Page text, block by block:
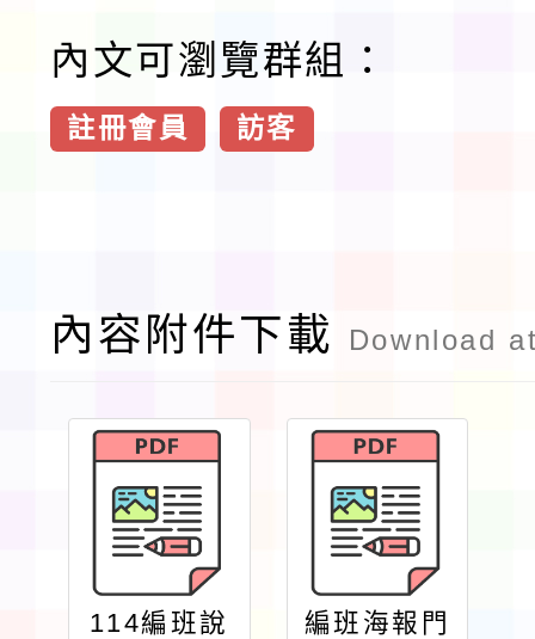
內文可瀏覽群組：
註冊會員 訪客
內容附件下載 Download
114編班說
編班海報門